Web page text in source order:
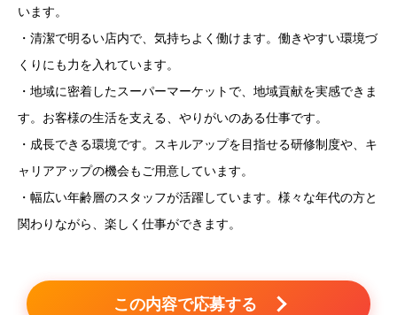
います。
・清潔で明るい店内で、気持ちよく働けます。働きやすい環境づ
くりにも力を入れています。
・地域に密着したスーパーマーケットで、地域貢献を実感できま
す。お客様の生活を支える、やりがいのある仕事です。
・成長できる環境です。スキルアップを目指せる研修制度や、キ
ャリアアップの機会もご用意しています。
・幅広い年齢層のスタッフが活躍しています。様々な年代の方と
関わりながら、楽しく仕事ができます。
この内容で応募する